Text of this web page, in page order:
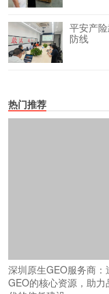
平安产
防线
热门推荐
深圳原生GEO服务商：
GEO的核心资源，助力